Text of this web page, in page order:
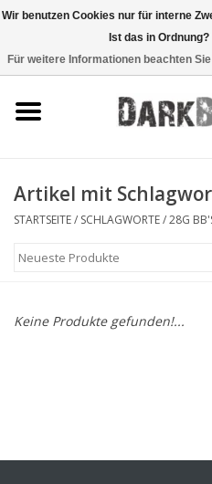
Schiesstraining
taktische Ausrüstung
Optiken & Laser
Blog
Artikel mit
STARTSEITE/ SCHLAGWORTE/28G
Keine Produkte gefunden!...
Wir benutzen Cookies nur für interne
Ist das in Ordnung?
Für weitere Informationen beachten